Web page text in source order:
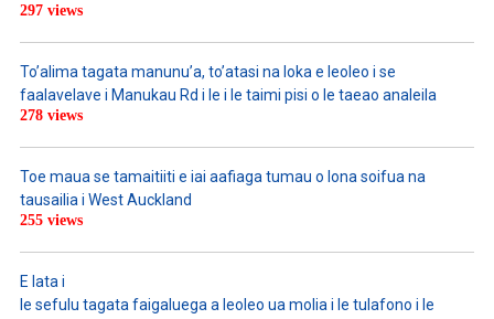
297 views
To’alima tagata manunu’a, to’atasi na loka e leoleo i se
faalavelave i Manukau Rd i le i le taimi pisi o le taeao analeila
278 views
Toe maua se tamaitiiti e iai aafiaga tumau o lona soifua na
tausailia i West Auckland
255 views
E lata i
le sefulu tagata faigaluega a leoleo ua molia i le tulafono i le